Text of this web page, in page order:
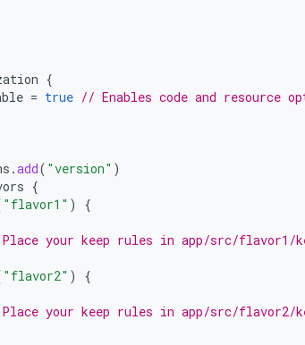
{
= true // Enables code and resource
.add( "version" )
{
"flavor1" )
{
your keep rules in app/src/flavor1/
"flavor2" )
{
your keep rules in app/src/flavor2/